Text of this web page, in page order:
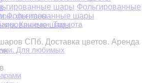
фонтаны
Кошечки. Три кота
Для любимых
шары Фольгированные
Фольгированные шары
шары
СПб. Доставка цветов. Аренда